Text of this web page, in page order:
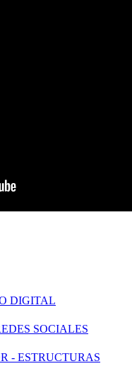
DIGITAL
SOCIALES
- ESTRUCTURAS